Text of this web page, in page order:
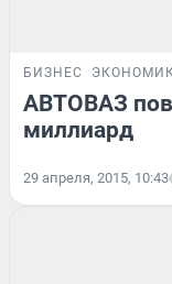
БИЗНЕС
АВТОВАЗ
миллиард
29 апреля, 2015, 10:43